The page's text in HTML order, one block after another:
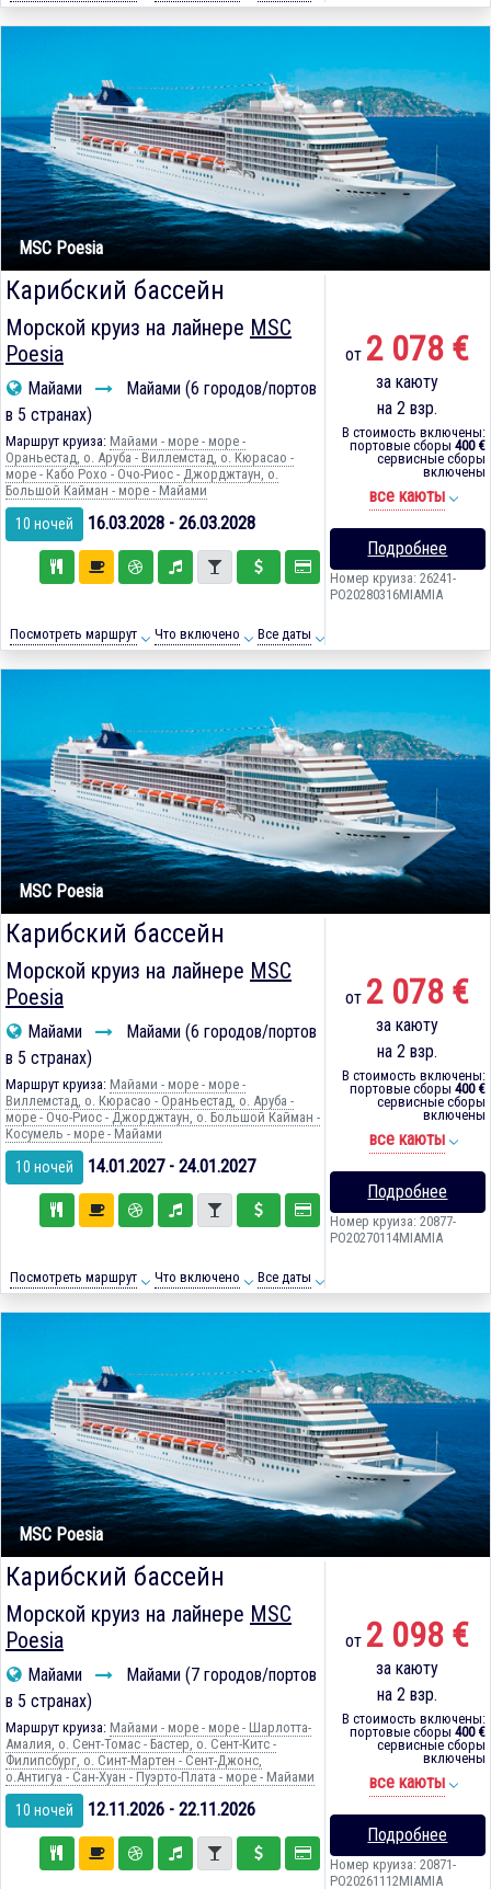
MSC Poesia
Карибский бассейн
Морской круиз на лайнере MSC
Poesia
Майами
Майами (6 городов/портов
в 5 странах)
Маршрут круиза: Майами - море - море -
Ораньестад, о. Аруба - Виллемстад, о. Кюрасао -
море - Кабо Рохо - Очо-Риос - Джорджтаун, о.
Большой Кайман - море - Майами
10 ночей 16.03.2028 - 26.03.2028
Посмотреть маршрут Что включено Все даты
от 2 078 €
за каюту
на 2 взр.
В стоимость включены:
портовые сборы 400 €
сервисные сборы
включены
все каюты
Подробнее
Номер круиза: 26241-
PO20280316MIAMIA
MSC Poesia
Карибский бассейн
Морской круиз на лайнере MSC
Poesia
Майами
Майами (6 городов/портов
в 5 странах)
Маршрут круиза: Майами - море - море -
Виллемстад, о. Кюрасао - Ораньестад, о. Аруба -
море - Очо-Риос - Джорджтаун, о. Большой Кайман -
Косумель - море - Майами
10 ночей 14.01.2027 - 24.01.2027
Посмотреть маршрут Что включено Все даты
от 2 078 €
за каюту
на 2 взр.
В стоимость включены:
портовые сборы 400 €
сервисные сборы
включены
все каюты
Подробнее
Номер круиза: 20877-
PO20270114MIAMIA
MSC Poesia
Карибский бассейн
Морской круиз на лайнере MSC
Poesia
Майами
Майами (7 городов/портов
в 5 странах)
Маршрут круиза: Майами - море - море - Шарлотта-
Амалия, о. Сент-Томас - Бастер, о. Сент-Китс -
Филипсбург, о. Синт-Мартен - Сент-Джонс,
о.Антигуа - Сан-Хуан - Пуэрто-Плата - море - Майами
10 ночей 12.11.2026 - 22.11.2026
от 2 098 €
за каюту
на 2 взр.
В стоимость включены:
портовые сборы 400 €
сервисные сборы
включены
все каюты
Подробнее
Номер круиза: 20871-
PO20261112MIAMIA